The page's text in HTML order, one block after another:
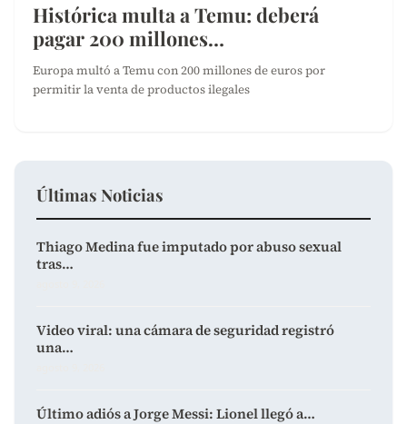
Histórica multa a Temu: deberá
pagar 200 millones…
Europa multó a Temu con 200 millones de euros por
permitir la venta de productos ilegales
Últimas Noticias
Thiago Medina fue imputado por abuso sexual
tras…
Video viral: una cámara de seguridad registró
una…
Último adiós a Jorge Messi: Lionel llegó a…